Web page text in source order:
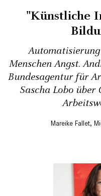
"Künstliche
Menschen Angst.
Bundesagentur für
Sascha Lobo über
Mareike Fallet,